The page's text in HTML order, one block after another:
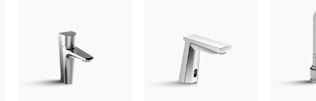
P = 0.5 ~ 5 (bar)
tối đa: T ≤ 85°C
Thời gian bảo hành Bảo hành chính hãng